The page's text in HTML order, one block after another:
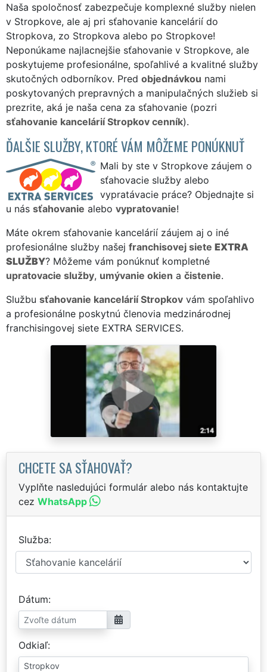
Naša spoločnosť zabezpečuje komplexné služby nielen
v Stropkove, ale aj pri sťahovanie kancelárií do
Stropkova, zo Stropkova alebo po Stropkove!
Neponúkame najlacnejšie sťahovanie v Stropkove, ale
poskytujeme profesionálne, spoľahlivé a kvalitné služby
skutočných odborníkov. Pred objednávkou nami
poskytovaných prepravných a manipulačných služieb si
prezrite, aká je naša cena za sťahovanie (pozri
sťahovanie kancelárií Stropkov cenník).
ĎALŠIE SLUŽBY, KTORÉ VÁM MÔŽEME PONÚKNUŤ
Mali by ste v Stropkove záujem o
sťahovacie služby alebo
vypratávacie práce? Objednajte si
u nás sťahovanie alebo vypratovanie!
Máte okrem sťahovanie kancelárií záujem aj o iné
profesionálne služby našej franchisovej siete EXTRA
SLUŽBY? Môžeme vám ponúknuť kompletné
upratovacie služby, umývanie okien a čistenie.
Službu sťahovanie kancelárií Stropkov vám spoľahlivo
a profesionálne poskytnú členovia medzinárodnej
franchisingovej siete EXTRA SERVICES.
CHCETE SA SŤAHOVAŤ?
Vyplňte nasledujúci formulár alebo nás kontaktujte
cez WhatsApp
Služba
Dátum
Odkiaľ